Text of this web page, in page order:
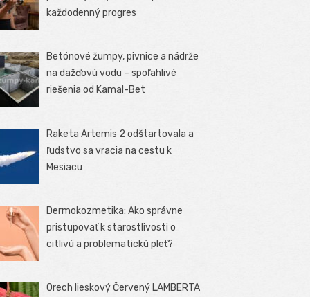
každodenný progres
Betónové žumpy, pivnice a nádrže
na dažďovú vodu – spoľahlivé
riešenia od Kamal-Bet
Raketa Artemis 2 odštartovala a
ľudstvo sa vracia na cestu k
Mesiacu
Dermokozmetika: Ako správne
pristupovať k starostlivosti o
citlivú a problematickú pleť?
Orech lieskový Červený LAMBERTA